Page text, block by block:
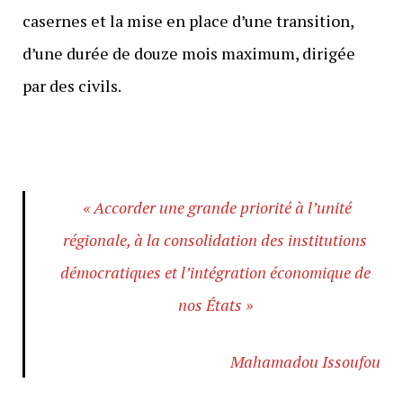
casernes et la mise en place d’une transition,
d’une durée de douze mois maximum, dirigée
par des civils.
« Accorder une grande priorité à l’unité
régionale, à la consolidation des institutions
démocratiques et l’intégration économique de
nos États »
Mahamadou Issoufou